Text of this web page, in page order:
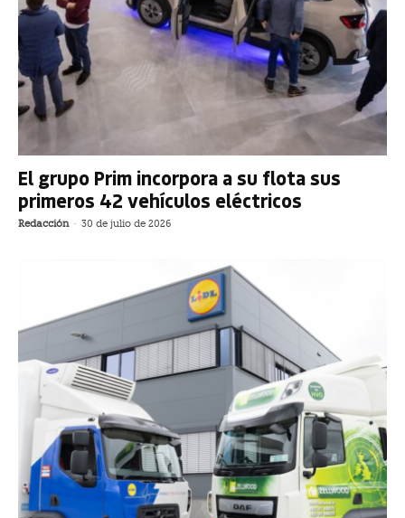
El grupo Prim incorpora a su flota sus
primeros 42 vehículos eléctricos
Redacción - 30 de julio de 2026